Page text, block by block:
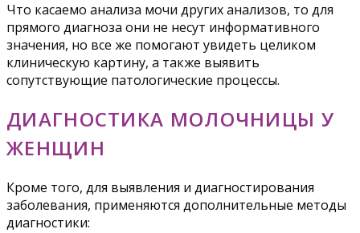
Что касаемо анализа мочи других анализов, то для
прямого диагноза они не несут информативного
значения, но все же помогают увидеть целиком
клиническую картину, а также выявить
сопутствующие патологические процессы.
ДИАГНОСТИКА МОЛОЧНИЦЫ У
ЖЕНЩИН
Кроме того, для выявления и диагностирования
заболевания, применяются дополнительные методы
диагностики: